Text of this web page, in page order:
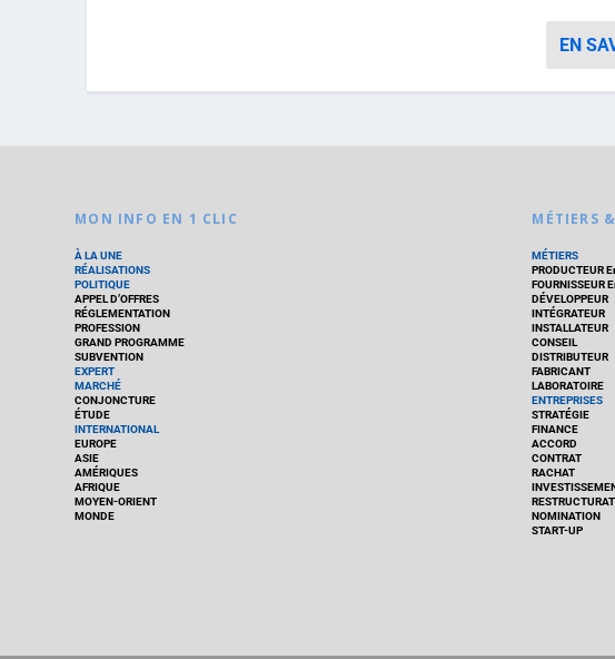
EN
MON INFO EN 1 CLIC
À LA UNE
RÉALISATIONS
POLITIQUE
APPEL D’OFFRES
RÉGLEMENTATION
PROFESSION
GRAND PROGRAMME
SUBVENTION
EXPERT
MARCHÉ
CONJONCTURE
ÉTUDE
INTERNATIONAL
EUROPE
ASIE
AMÉRIQUES
AFRIQUE
MOYEN-ORIENT
MONDE
MÉTIERS
MÉTIERS
PRODUCTEUR
FOURNISSEUR
DÉVELOPPEUR
INTÉGRATEUR
INSTALLATEUR
CONSEIL
DISTRIBUTEUR
FABRICANT
LABORATOIRE
ENTREPRISES
STRATÉGIE
FINANCE
ACCORD
CONTRAT
RACHAT
NOMINATION
START-UP